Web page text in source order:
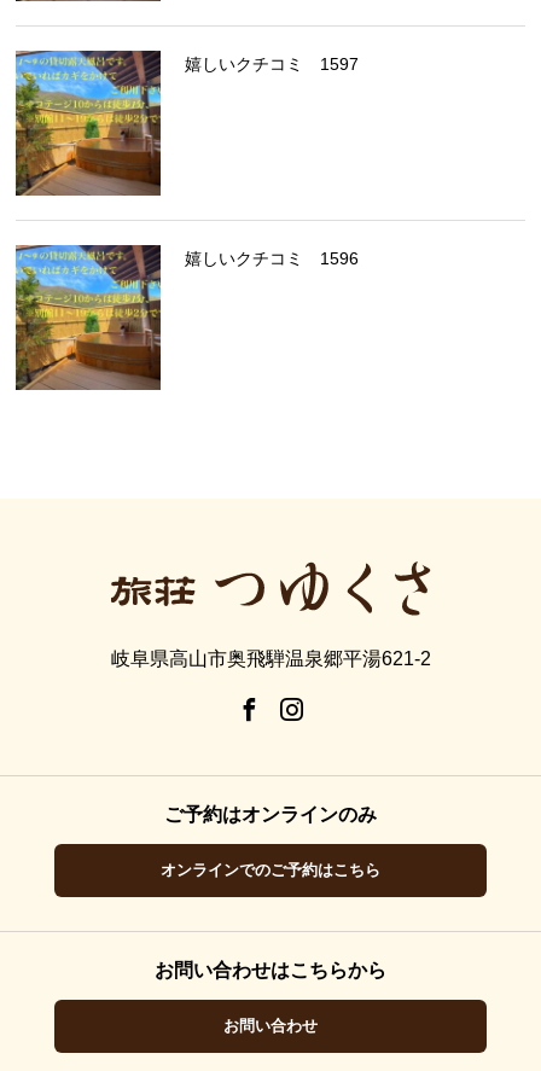
嬉しいクチコミ 1597
嬉しいクチコミ 1596
岐阜県高山市奥飛騨温泉郷平湯621-2
ご予約はオンラインのみ
オンラインでのご予約はこちら
お問い合わせはこちらから
お問い合わせ